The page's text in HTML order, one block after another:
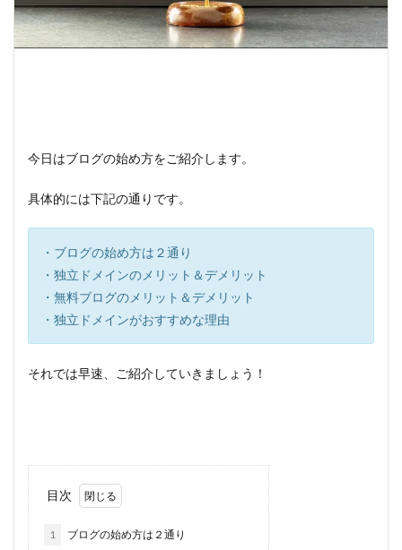
今日はブログの始め方をご紹介します。
具体的には下記の通りです。
・ブログの始め方は２通り
・独立ドメインのメリット＆デメリット
・無料ブログのメリット＆デメリット
・独立ドメインがおすすめな理由
それでは早速、ご紹介していきましょう！
目次
1 ブログの始め方は２通り